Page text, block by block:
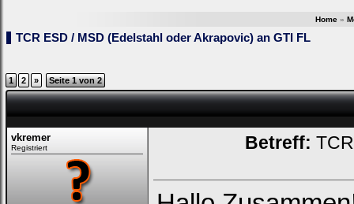
Home »
TCR ESD / MSD (Edelstahl oder Akrapovic) an GTI FL
1 2 » Seite 1 von 2
vkremer
Registriert Betreff: